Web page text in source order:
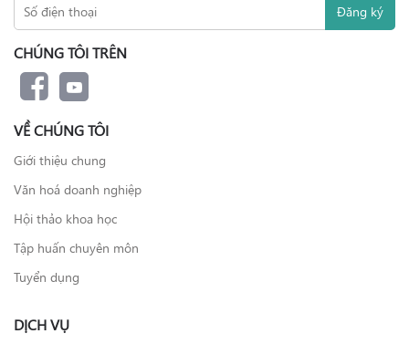
CHÚNG TÔI TRÊN
VỀ CHÚNG TÔI
Giới thiệu chung
Văn hoá doanh nghiệp
Hội thảo khoa học
Tập huấn chuyên môn
Tuyển dụng
DỊCH VỤ